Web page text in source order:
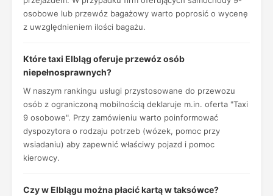
osobowe lub przewóz bagażowy warto poprosić o wycenę
z uwzględnieniem ilości bagażu.
Które taxi Elbląg oferuje przewóz osób
niepełnosprawnych?
W naszym rankingu usługi przystosowane do przewozu
osób z ograniczoną mobilnością deklaruje m.in. oferta "Taxi
9 osobowe". Przy zamówieniu warto poinformować
dyspozytora o rodzaju potrzeb (wózek, pomoc przy
wsiadaniu) aby zapewnić właściwy pojazd i pomoc
kierowcy.
Czy w Elblągu można płacić kartą w taksówce?